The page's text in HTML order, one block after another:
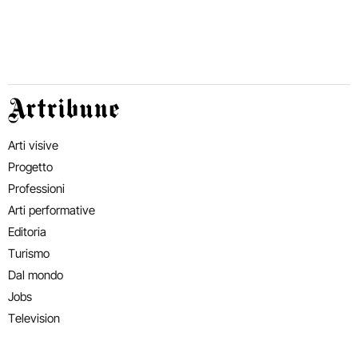
Artribune
Arti visive
Progetto
Professioni
Arti performative
Editoria
Turismo
Dal mondo
Jobs
Television